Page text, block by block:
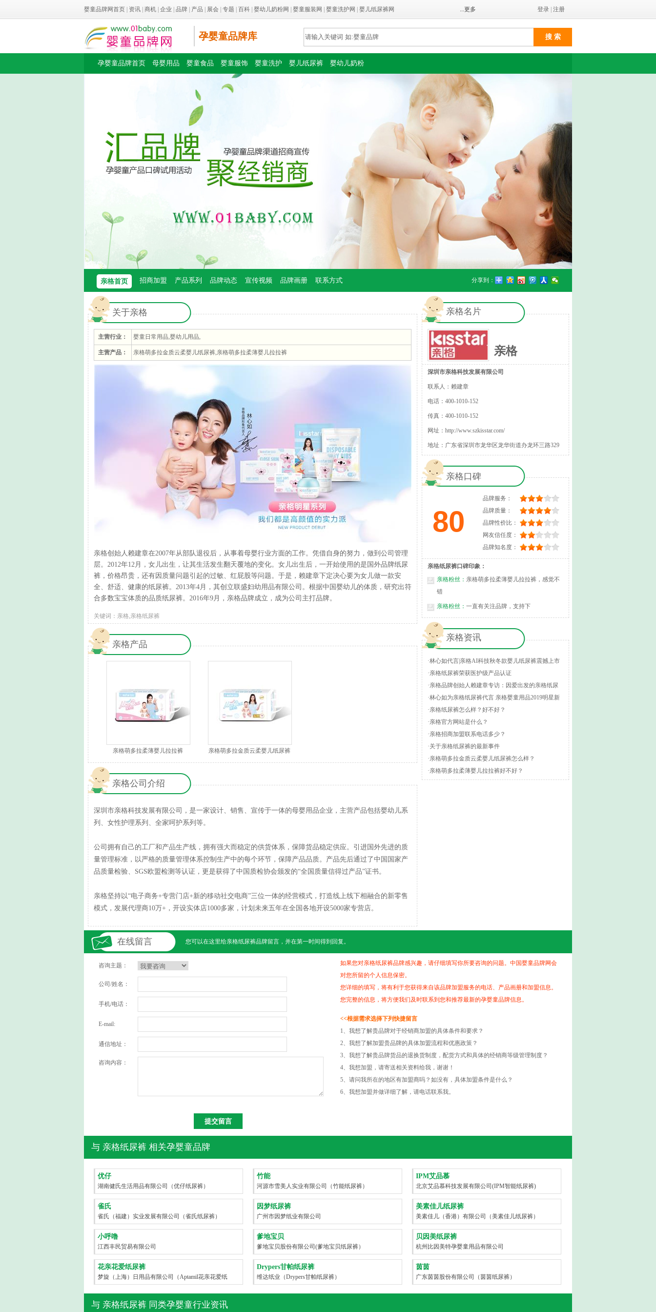
婴童品牌网首页 资讯 商机 企业 品牌 产品 展会 专题 百科 婴幼儿奶粉网 婴童服装网 婴童洗护网 婴儿纸尿裤网 ...更多 登录 注册
孕婴童品牌库
孕婴童品牌首页 母婴用品 婴童食品 婴童服饰 婴童洗护 婴儿纸尿裤 婴幼儿奶粉
分享到：
亲格首页 招商加盟 产品系列 品牌动态 宣传视频 品牌画册 联系方式
关于亲格
主营行业： 婴童日常用品,婴幼儿用品,
主营产品： 亲格萌多拉金质云柔婴儿纸尿裤,亲格萌多拉柔薄婴儿拉拉裤
亲格创始人赖建章在2007年从部队退役后，从事着母婴行业方面的工作。凭借自身的努力，做到公司管理
层。2012年12月，女儿出生，让其生活发生翻天覆地的变化。女儿出生后，一开始使用的是国外品牌纸尿
裤，价格昂贵，还有因质量问题引起的过敏、红屁股等问题。于是，赖建章下定决心要为女儿做一款安
全、舒适、健康的纸尿裤。2013年4月，其创立联盛妇幼用品有限公司。根据中国婴幼儿的体质，研究出符
合多数宝宝体质的品质纸尿裤。2016年9月，亲格品牌成立，成为公司主打品牌。
关键词：亲格,亲格纸尿裤
亲格产品
亲格萌多拉柔薄婴儿拉拉裤 亲格萌多拉金质云柔婴儿纸尿裤
亲格公司介绍
深圳市亲格科技发展有限公司，是一家设计、销售、宣传于一体的母婴用品企业，主营产品包括婴幼儿系
列、女性护理系列、全家呵护系列等。
公司拥有自己的工厂和产品生产线，拥有强大而稳定的供货体系，保障货品稳定供应。引进国外先进的质
量管理标准，以严格的质量管理体系控制生产中的每个环节，保障产品品质。产品先后通过了中国国家产
品质量检验、SGS欧盟检测等认证，更是获得了中国质检协会颁发的“全国质量信得过产品”证书。
亲格坚持以“电子商务+专营门店+新的移动社交电商”三位一体的经营模式，打造线上线下相融合的新零售
模式，发展代理商10万+，开设实体店1000多家，计划未来五年在全国各地开设5000家专营店。
亲格名片
亲格
深圳市亲格科技发展有限公司
联系人：赖建章
电话：400-1010-152
传真：400-1010-152
网址： http://www.szkisstar.com/
地址：广东省深圳市龙华区龙华街道办龙环三路329
号中执NEX.one201-21
亲格口碑
品牌服务：
品牌质量：
品牌性价比：
网友信任度：
品牌知名度：
80
亲格纸尿裤口碑印象：
亲格粉丝： 亲格萌多拉柔薄婴儿拉拉裤，感觉不
错
亲格粉丝： 一直有关注品牌，支持下
亲格资讯
·林心如代言|亲格AI科技秋冬款婴儿纸尿裤震撼上市
·亲格纸尿裤荣获医护级产品认证
·亲格品牌创始人赖建章专访：因爱出发的亲格纸尿
裤
·林心如为亲格纸尿裤代言 亲格婴童用品2019明星新
品重磅首发
·亲格纸尿裤怎么样？好不好？
·亲格官方网站是什么？
·亲格招商加盟联系电话多少？
·关于亲格纸尿裤的最新事件
·亲格萌多拉金质云柔婴儿纸尿裤怎么样？
·亲格萌多拉柔薄婴儿拉拉裤好不好？
在线留言 您可以在这里给亲格纸尿裤品牌留言，并在第一时间得到回复。
咨询主题：
公司/姓名：
手机/电话：
E-mail:
通信地址：
咨询内容：
如果您对亲格纸尿裤品牌感兴趣，请仔细填写你所要咨询的问题。中国婴童品牌网会
对您所留的个人信息保密。
您详细的填写，将有利于您获得来自该品牌加盟服务的电话、产品画册和加盟信息。
您完整的信息，将方便我们及时联系到您和推荐最新的孕婴童品牌信息。
<<根据需求选择下列快捷留言
1、我想了解贵品牌对于经销商加盟的具体条件和要求？
2、我想了解加盟贵品牌的具体加盟流程和优惠政策？
3、我想了解贵品牌货品的退换货制度，配货方式和具体的经销商等级管理制度？
4、我想加盟，请寄送相关资料给我，谢谢！
5、请问我所在的地区有加盟商吗？如没有，具体加盟条件是什么？
6、我想加盟并做详细了解，请电话联系我。
与 亲格纸尿裤 相关孕婴童品牌
优仔
湖南健氏生活用品有限公司（优仔纸尿裤）
竹能
河源市雪美人实业有限公司（竹能纸尿裤）
IPM艾品慕
北京艾品慕科技发展有限公司(IPM智能纸尿裤)
雀氏
雀氏（福建）实业发展有限公司（雀氏纸尿裤）
因梦纸尿裤
广州市因梦纸业有限公司
美素佳儿纸尿裤
美素佳儿（香港）有限公司（美素佳儿纸尿裤）
小呼噜
江西丰民贸易有限公司
爹地宝贝
爹地宝贝股份有限公司(爹地宝贝纸尿裤）
贝因美纸尿裤
杭州比因美特孕婴童用品有限公司
花亲花爱纸尿裤
梦旋（上海）日用品有限公司（Aptamil花亲花爱纸
尿裤）
Drypers甘帕纸尿裤
维达纸业（Drypers甘帕纸尿裤）
茵茵
广东茵茵股份有限公司（茵茵纸尿裤）
与 亲格纸尿裤 同类孕婴童行业资讯